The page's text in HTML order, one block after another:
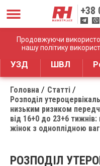
Продовжуючи
нашу політику
+38
Дистрибуція
УЗД ШВЛ
Головна
Статті
Розподіл
низьким ризиком
від 16+0 до 23+6
жінок з одноплідною
РОЗПОДІЛ